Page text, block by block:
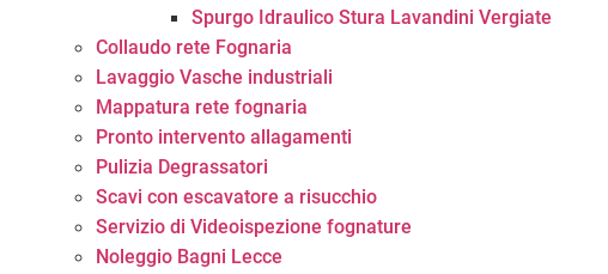
Spurgo Idraulico Stura Lavandini Vergiate
Collaudo rete Fognaria
Lavaggio Vasche industriali
Mappatura rete fognaria
Pronto intervento allagamenti
Pulizia Degrassatori
Scavi con escavatore a risucchio
Servizio di Videoispezione fognature
Noleggio Bagni Lecce